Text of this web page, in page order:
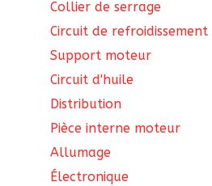
Collier de serrage
Circuit de refroidissement
Support moteur
Circuit d'huile
Distribution
Pièce interne moteur
Allumage
Électronique